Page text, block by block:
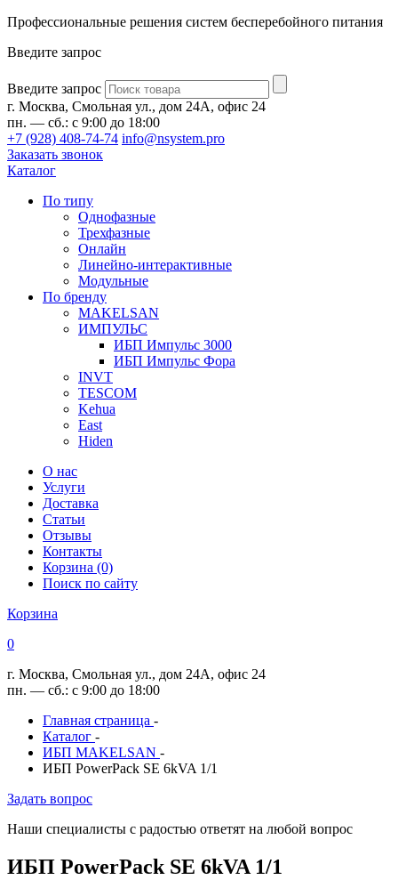
Профессиональные решения систем бесперебойного питания
Введите запрос
Введите запрос
г. Москва, Смольная ул., дом 24А, офис 24
пн. — сб.: с 9:00 до 18:00
+7 (928) 408-74-74 info@nsystem.pro
Заказать звонок
Каталог
По типу
Однофазные
Трехфазные
Онлайн
Линейно-интерактивные
Модульные
По бренду
MAKELSAN
ИМПУЛЬС
ИБП Импульс 3000
ИБП Импульс Фора
INVT
TESCOM
Kehua
East
Hiden
О нас
Услуги
Доставка
Статьи
Отзывы
Контакты
Корзина (0)
Поиск по сайту
Корзина
0
г. Москва, Смольная ул., дом 24А, офис 24
пн. — сб.: с 9:00 до 18:00
Главная страница -
Каталог -
ИБП MAKELSAN -
ИБП PowerPack SE 6kVA 1/1
Задать вопрос
Наши специалисты с радостью ответят на любой вопрос
ИБП PowerPack SE 6kVA 1/1